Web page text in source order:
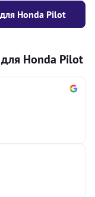
Honda Pilot
Honda Pilot